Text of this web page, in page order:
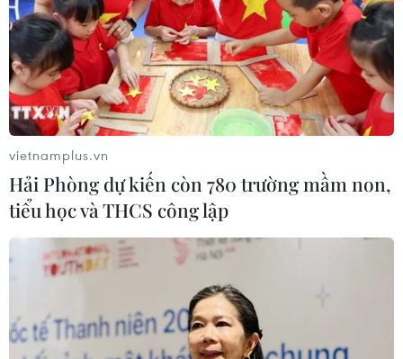
06/08/2026 08:31
Xem thêm
Tổng Biên tập: TRẦN TIẾN DUẨN
Phó Tổng Biên tập: NGUYỄN THỊ TÁM, KHÚC THANH
THỦY
vietnamplus.vn
Hải Phòng dự kiến còn 780 trường mầm non,
tiểu học và THCS công lập